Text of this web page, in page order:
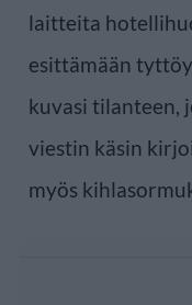
laitteita
esittämään
kuvasi tilanteen,
viestin käsin
myös